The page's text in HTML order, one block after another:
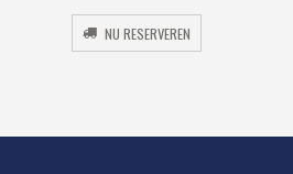
was:
€32.00.
is:
€12.80.
NU RESERVEREN